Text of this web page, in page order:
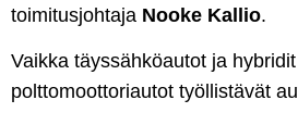
toimitusjohtaja Nooke Kallio.
Vaikka täyssähköautot ja
polttomoottoriautot työllistävät